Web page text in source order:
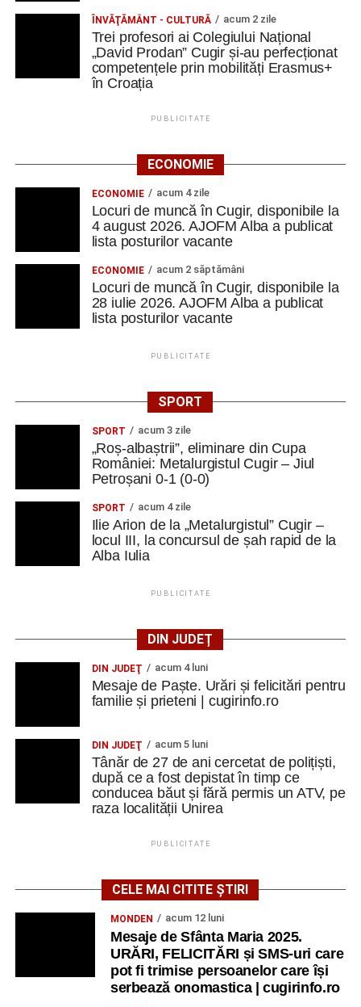
ÎNVĂŢĂMÂNT - CULTURĂ acum 2 zile
Trei profesori ai Colegiului Național
„David Prodan” Cugir și-au perfecționat
competențele prin mobilități Erasmus+
în Croația
PUBLICITATE
ECONOMIE
ECONOMIE acum 4 zile
Locuri de muncă în Cugir, disponibile la
4 august 2026. AJOFM Alba a publicat
lista posturilor vacante
ECONOMIE acum 2 săptămâni
Locuri de muncă în Cugir, disponibile la
28 iulie 2026. AJOFM Alba a publicat
lista posturilor vacante
PUBLICITATE
SPORT
SPORT acum 3 zile
„Roș-albaștrii”, eliminare din Cupa
României: Metalurgistul Cugir – Jiul
Petroșani 0-1 (0-0)
SPORT acum 4 zile
Ilie Arion de la „Metalurgistul” Cugir –
locul III, la concursul de șah rapid de la
Alba Iulia
PUBLICITATE
DIN JUDEȚ
DIN JUDEŢ acum 4 luni
Mesaje de Paște. Urări și felicitări pentru
familie și prieteni | cugirinfo.ro
DIN JUDEŢ acum 5 luni
Tânăr de 27 de ani cercetat de polițiști,
după ce a fost depistat în timp ce
conducea băut și fără permis un ATV, pe
raza localității Unirea
PUBLICITATE
CELE MAI CITITE ȘTIRI
MONDEN acum 12 luni
Mesaje de Sfânta Maria 2025.
URĂRI, FELICITĂRI și SMS-uri care
pot fi trimise persoanelor care își
serbează onomastica | cugirinfo.ro